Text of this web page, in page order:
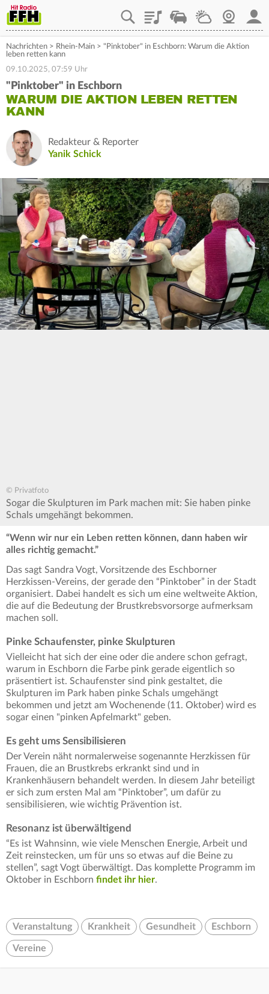
PlaylistStaupilotWetterWebcam
Nachrichten > Rhein-Main > "Pinktober" in Eschborn: Warum die Aktion
leben retten kann
09.10.2025, 07:59 Uhr
"Pinktober" in Eschborn
WARUM DIE AKTION LEBEN RETTEN
KANN
Redakteur & Reporter
Yanik Schick
© Privatfoto
Sogar die Skulpturen im Park machen mit: Sie haben pinke
Schals umgehängt bekommen.
“Wenn wir nur ein Leben retten können, dann haben wir
alles richtig gemacht.”
Das sagt Sandra Vogt, Vorsitzende des Eschborner
Herzkissen-Vereins, der gerade den “Pinktober” in der Stadt
organisiert. Dabei handelt es sich um eine weltweite Aktion,
die auf die Bedeutung der Brustkrebsvorsorge aufmerksam
machen soll.
Pinke Schaufenster, pinke Skulpturen
Vielleicht hat sich der eine oder die andere schon gefragt,
warum in Eschborn die Farbe pink gerade eigentlich so
präsentiert ist. Schaufenster sind pink gestaltet, die
Skulpturen im Park haben pinke Schals umgehängt
bekommen und jetzt am Wochenende (11. Oktober) wird es
sogar einen "pinken Apfelmarkt" geben.
Es geht ums Sensibilisieren
Der Verein näht normalerweise sogenannte Herzkissen für
Frauen, die an Brustkrebs erkrankt sind und in
Krankenhäusern behandelt werden. In diesem Jahr beteiligt
er sich zum ersten Mal am “Pinktober”, um dafür zu
sensibilisieren, wie wichtig Prävention ist.
Resonanz ist überwältigend
“Es ist Wahnsinn, wie viele Menschen Energie, Arbeit und
Zeit reinstecken, um für uns so etwas auf die Beine zu
stellen”, sagt Vogt überwältigt. Das komplette Programm im
Oktober in Eschborn findet ihr hier.
Veranstaltung Krankheit Gesundheit Eschborn
Vereine